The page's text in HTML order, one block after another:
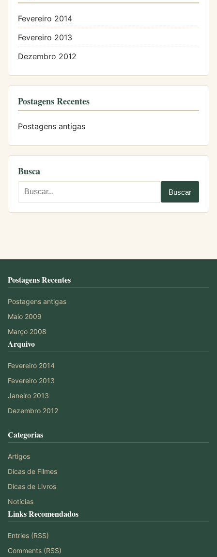
Fevereiro 2014
Fevereiro 2013
Dezembro 2012
Postagens Recentes
Postagens antigas
Busca
Postagens Recentes
Postagens antigas
Maio 2009
Março 2008
Arquivo
Fevereiro 2014
Fevereiro 2013
Janeiro 2013
Dezembro 2012
Categorias
Artigos
Dicas de Filmes
Dicas de Livros
Notícias
Links Recomendados
Entries (RSS)
Comments (RSS)